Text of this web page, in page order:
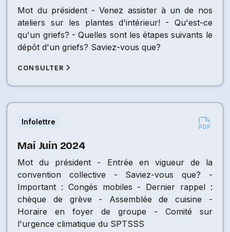
Mot du président - Venez assister à un de nos
ateliers sur les plantes d'intérieur! - Qu'est-ce
qu'un griefs? - Quelles sont les étapes suivants le
dépôt d'un griefs? Saviez-vous que?
CONSULTER
Infolettre
Mai Juin 2024
Mot du président - Entrée en vigueur de la
convention collective - Saviez-vous que? -
Important : Congés mobiles - Dernier rappel :
chèque de grève - Assemblée de cuisine -
Horaire en foyer de groupe - Comité sur
l'urgence climatique du SPTSSS